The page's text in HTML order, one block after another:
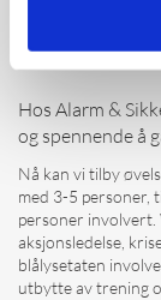
UTEN
Hos Alarm &
og spennende å
Nå kan vi tilby
med 3-5 personer,
personer involvert.
aksjonsledelse,
blålysetaten
utbytte av trening